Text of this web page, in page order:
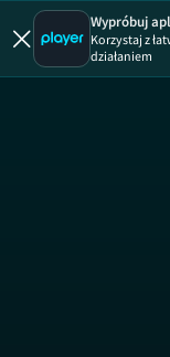
Wypróbuj
Korzystaj z
działaniem